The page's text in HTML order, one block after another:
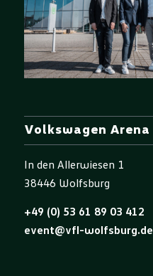
Volkswagen Arena
In den Allerwiesen 1
38446 Wolfsburg
+49 (0) 53 61 89 03 412
event@vfl-wolfsburg.de